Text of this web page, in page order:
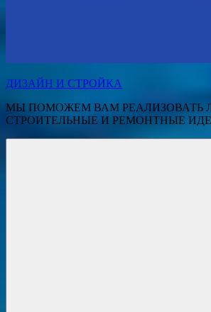
ДИЗАЙН И СТРОЙКА
МЫ ПОМОЖЕМ ВАМ РЕАЛИЗОВАТЬ
СТРОИТЕЛЬНЫЕ И РЕМОНТНЫЕ